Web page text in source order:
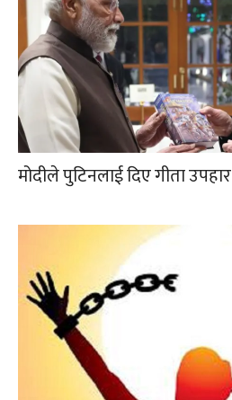
मोदीले पुटिनलाई दिए गीता उपहार